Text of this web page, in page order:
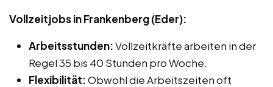
Vollzeitjobs in Frankenberg (Eder):
Arbeitsstunden:Vollzeitkräfte arbeiten in der
Regel 35 bis 40 Stunden pro Woche.
Flexibilität:Obwohl die Arbeitszeiten oft